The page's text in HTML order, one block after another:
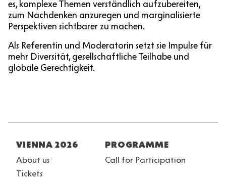
es, komplexe Themen verständlich aufzubereiten,
zum Nachdenken anzuregen und marginalisierte
Perspektiven sichtbarer zu machen.
Als Referentin und Moderatorin setzt sie Impulse für
mehr Diversität, gesellschaftliche Teilhabe und
globale Gerechtigkeit.
Fußzeile
VIENNA 2026
About us
Tickets
PROGRAMME
Call for Participation